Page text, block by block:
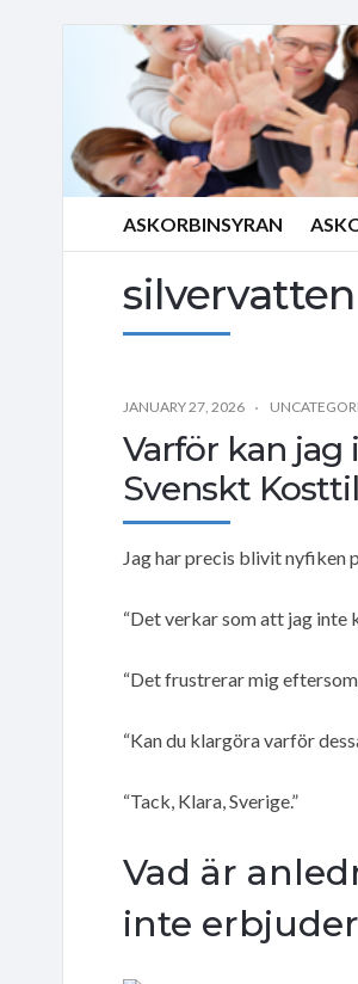
ASKORBINSYRAN
silvervatten
JANUARY 27, 2026
Varför kan
Svenskt
Jag har precis blivit nyfiken
“Det verkar som att jag
“Det frustrerar mig
“Kan du klargöra varför
“Tack, Klara, Sverige.”
Vad är
inte